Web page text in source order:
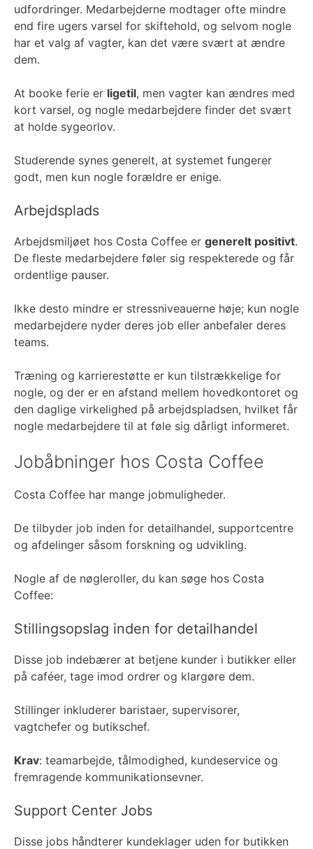
udfordringer. Medarbejderne modtager ofte mindre
end fire ugers varsel for skiftehold, og selvom nogle
har et valg af vagter, kan det være svært at ændre
dem.
At booke ferie er ligetil, men vagter kan ændres med
kort varsel, og nogle medarbejdere finder det svært
at holde sygeorlov.
Studerende synes generelt, at systemet fungerer
godt, men kun nogle forældre er enige.
Arbejdsplads
Arbejdsmiljøet hos Costa Coffee er generelt positivt.
De fleste medarbejdere føler sig respekterede og får
ordentlige pauser.
Ikke desto mindre er stressniveauerne høje; kun nogle
medarbejdere nyder deres job eller anbefaler deres
teams.
Træning og karrierestøtte er kun tilstrækkelige for
nogle, og der er en afstand mellem hovedkontoret og
den daglige virkelighed på arbejdspladsen, hvilket får
nogle medarbejdere til at føle sig dårligt informeret.
Jobåbninger hos Costa Coffee
Costa Coffee har mange jobmuligheder.
De tilbyder job inden for detailhandel, supportcentre
og afdelinger såsom forskning og udvikling.
Nogle af de nøgleroller, du kan søge hos Costa
Coffee:
Stillingsopslag inden for detailhandel
Disse job indebærer at betjene kunder i butikker eller
på caféer, tage imod ordrer og klargøre dem.
Stillinger inkluderer baristaer, supervisorer,
vagtchefer og butikschef.
Krav: teamarbejde, tålmodighed, kundeservice og
fremragende kommunikationsevner.
Support Center Jobs
Disse jobs håndterer kundeklager uden for butikken